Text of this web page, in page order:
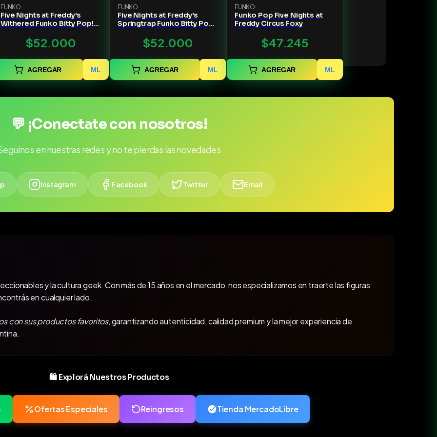
FUNKO
Five Nights at Freddy's
Withered Funko Bitty Pop!
$52.000
AGREGAR ML
FUNKO
Five Nights at Freddy's
Springtrap Funko Bitty Pop!
$52.000
AGREGAR ML
FUNKO
Funko Pop Five Nights at
Freddy Circus Foxy
$47.245
AGREGAR ML
💬 ¡Conectate con nosotros!
en nuestras redes y no te pierdas las novedades
Instagram Facebook Twitter Email
y la cultura geek. Con más de 15 años en el mercado, nos especializamos en traerte las figuras
en cualquier lado.
con sus productos favoritos, garantizando autenticidad, calidad premium y la mejor experiencia de
🛍️ Explorá Nuestros Productos
Ofertas Especiales Reingresos Tienda MercadoLibre